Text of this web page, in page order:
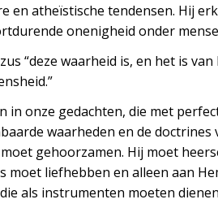
en atheïstische tendensen. Hij
onenigheid onder
“deze waarheid is, en het is
in onze gedachten, die met
waarheden en de
gehoorzamen. Hij moet
moet liefhebben en alleen aan
als instrumenten moeten